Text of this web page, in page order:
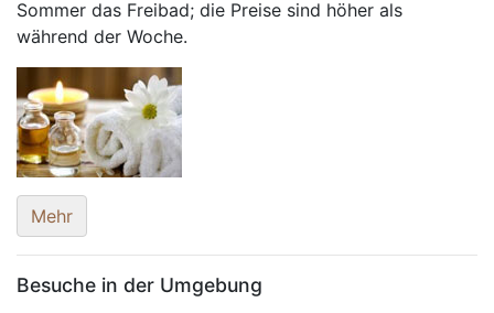
Sommer das Freibad; die Preise sind höher als
während der Woche.
Mehr
Besuche in der Umgebung